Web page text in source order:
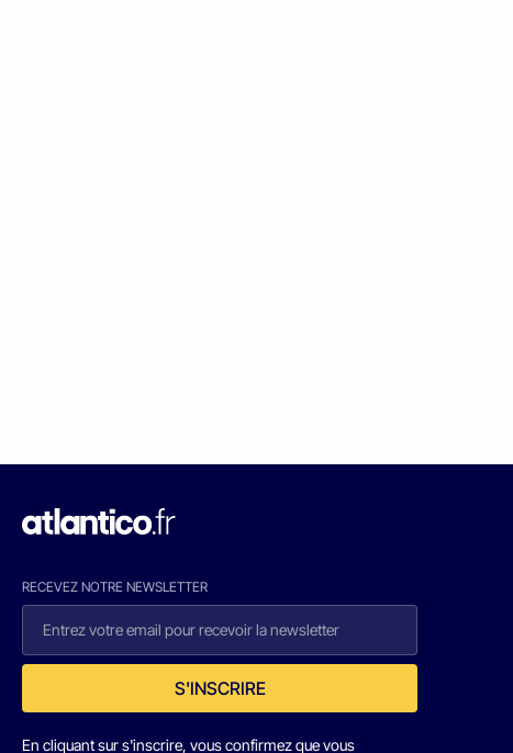
RECEVEZ NOTRE NEWSLETTER
S'INSCRIRE
En cliquant sur s'inscrire, vous confirmez que vous